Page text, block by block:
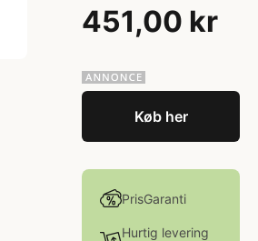
451,00 kr
Køb her
PrisGaranti
Hurtig levering